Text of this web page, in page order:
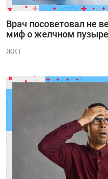
Врач посоветовал не
миф о желчном пузыре
ЖКТ